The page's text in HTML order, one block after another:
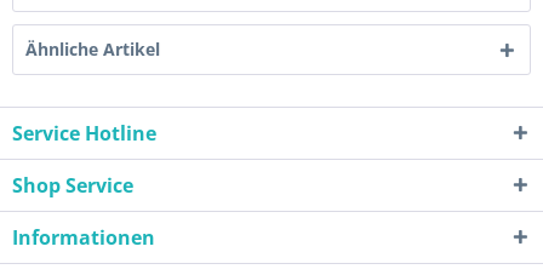
Ähnliche Artikel
Service Hotline
Shop Service
Informationen